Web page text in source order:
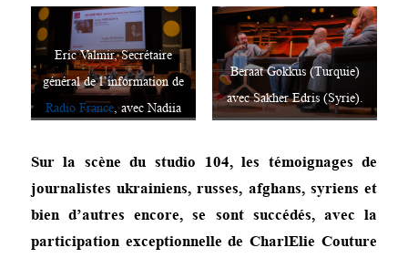
Eric Valmir, Secrétaire
général de l’information de
Radio France, avec Nadiia
Shpakova (Bélarus).
Beraat Gokkus (Turquie)
avec Sakher Edris (Syrie).
Sur la scène du studio 104, les témoignages de
journalistes ukrainiens, russes, afghans, syriens et
bien d’autres encore, se sont succédés, avec la
participation exceptionnelle de CharlElie Couture